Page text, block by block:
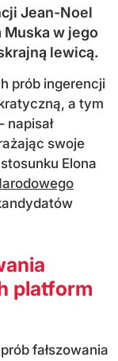
Jean-Noel
Muska w jego
lewicą.
prób ingerencji
a tym
napisał
swoje
Elona
platform
fałszowania